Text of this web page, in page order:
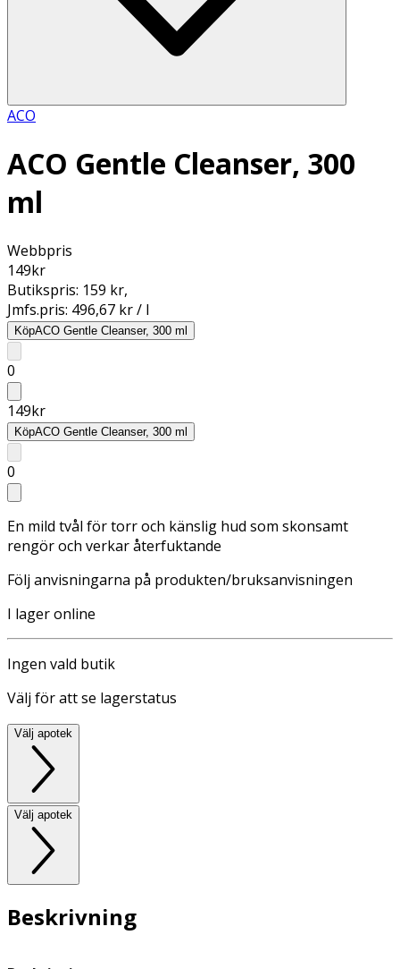
ACO
ACO Gentle Cleanser, 300
ml
Webbpris
149kr
Butikspris: 159 kr,
Jmfs.pris: 496,67 kr / l
KöpACO Gentle Cleanser, 300 ml
0
149kr
KöpACO Gentle Cleanser, 300 ml
0
En mild tvål för torr och känslig hud som skonsamt
rengör och verkar återfuktande
Följ anvisningarna på produkten/bruksanvisningen
I lager online
Ingen vald butik
Välj för att se lagerstatus
Välj apotek
Välj apotek
Beskrivning